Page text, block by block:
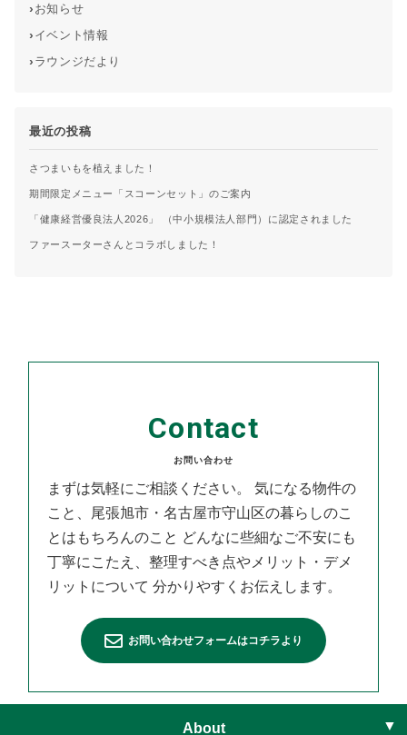
› お知らせ
› イベント情報
› ラウンジだより
最近の投稿
さつまいもを植えました！
期間限定メニュー「スコーンセット」のご案内
「健康経営優良法人2026」 （中小規模法人部門）に認定されました
ファースーターさんとコラボしました！
Contact
お問い合わせ
まずは気軽にご相談ください。
気になる物件の
こと、尾張旭市・名古屋市守山区の暮らしのこ
とはもちろんのこと どんなに些細なご不安にも
丁寧にこたえ、整理すべき点やメリット・デメ
リットについて 分かりやすくお伝えします。
お問い合わせフォームはコチラより
About